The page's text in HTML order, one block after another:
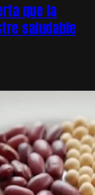
que la
saludable